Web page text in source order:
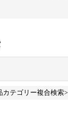
カテゴリー複合検索>